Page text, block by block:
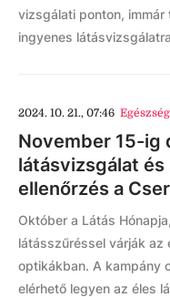
vizsgálati ponton,
ingyenes
2024. 10. 21., 07:46 Egészség
November 15-ig
látásvizsgálat
ellenőrzés a
Október a Látás
látásszűréssel várják
optikákban. A kampány
elérhető legyen az éles